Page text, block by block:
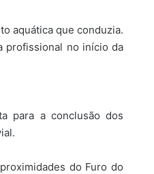
aquática que conduzia.
profissional no início da
para a conclusão dos
do Furo do